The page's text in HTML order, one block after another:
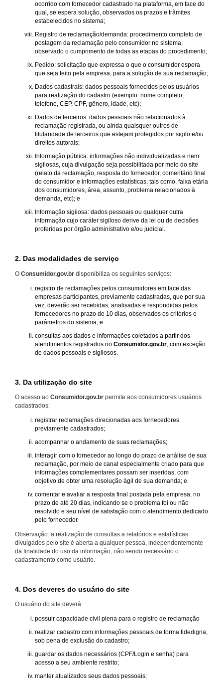
ocorrido com fornecedor cadastrado na plataforma, em face do
qual, se espera solução, observados os prazos e trâmites
estabelecidos no sistema;
Registro de reclamação/demanda: procedimento completo de
postagem da reclamação pelo consumidor no sistema,
observado o cumprimento de todas as etapas do procedimento;
Pedido: solicitação que expressa o que o consumidor espera
que seja feito pela empresa, para a solução de sua reclamação;
Dados cadastrais: dados pessoais fornecidos pelos usuários
para realização do cadastro (exemplo: nome completo,
telefone, CEP, CPF, gênero, idade, etc);
Dados de terceiros: dados pessoais não relacionados à
reclamação registrada, ou ainda quaisquer outros de
titularidade de terceiros que estejam protegidos por sigilo e/ou
direitos autorais;
Informação pública: informações não individualizadas e nem
sigilosas, cuja divulgação seja possibilitada por meio do site
(relato da reclamação, resposta do fornecedor, comentário final
do consumidor e informações estatísticas, tais como, faixa etária
dos consumidores, área, assunto, problema relacionados à
demanda, etc); e
Informação sigilosa: dados pessoais ou qualquer outra
informação cujo caráter sigiloso derive da lei ou de decisões
proferidas por órgão administrativo e/ou judicial.
2. Das modalidades de serviço
O Consumidor.gov.br disponibiliza os seguintes serviços:
registro de reclamações pelos consumidores em face das
empresas participantes, previamente cadastradas, que por sua
vez, deverão ser recebidas, analisadas e respondidas pelos
fornecedores no prazo de 10 dias, observados os critérios e
parâmetros do sistema; e
consultas aos dados e informações coletados a partir dos
atendimentos registrados no Consumidor.gov.br , com exceção
de dados pessoais e sigilosos.
3. Da utilização do site
O acesso ao Consumidor.gov.br permite aos consumidores usuários
cadastrados:
registrar reclamações direcionadas aos fornecedores
previamente cadastrados;
acompanhar o andamento de suas reclamações;
interagir com o fornecedor ao longo do prazo de análise de sua
reclamação, por meio de canal especialmente criado para que
informações complementares possam ser inseridas, com
objetivo de obter uma resolução ágil de sua demanda; e
comentar e avaliar a resposta final postada pela empresa, no
prazo de até 20 dias, indicando se o problema foi ou não
resolvido e seu nível de satisfação com o atendimento dedicado
pelo fornecedor.
Observação: a realização de consultas a relatórios e estatísticas
divulgados pelo site é aberta a qualquer pessoa, independentemente
da finalidade do uso da informação, não sendo necessário o
cadastramento como usuário.
4. Dos deveres do usuário do site
O usuário do site deverá
possuir capacidade civil plena para o registro de reclamação
realizar cadastro com informações pessoais de forma fidedigna,
sob pena de exclusão do cadastro;
guardar os dados necessários (CPF/Login e senha) para
acesso a seu ambiente restrito;
manter atualizados seus dados pessoais;